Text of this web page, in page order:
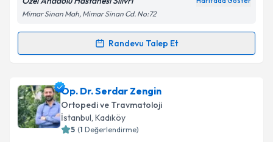
Mimar Sinan Mah, Mimar Sinan Cd. No:72
Randevu Talep Et
Randevu Takvimi Talebi
Doç. Dr. Çağdaş Pamukiçin randevu takvimi talebi
oluşturun. Size bu uzmandan randevu almanız için bir
takvim hazırlandığında e-posta ile bilgilendireceğiz.
Op. Dr. Serdar Zengin
Ortopedi ve Travmatoloji
İstanbul, Kadıköy
5 (1 Değerlendirme)